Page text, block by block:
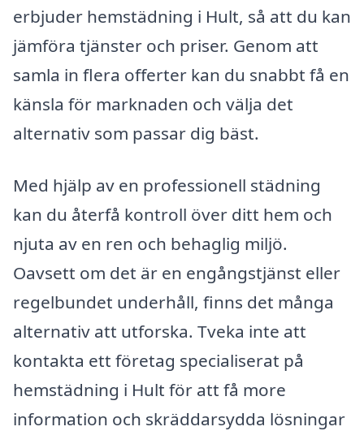
erbjuder hemstädning i Hult, så att du kan
jämföra tjänster och priser. Genom att
samla in flera offerter kan du snabbt få en
känsla för marknaden och välja det
alternativ som passar dig bäst.
Med hjälp av en professionell städning
kan du återfå kontroll över ditt hem och
njuta av en ren och behaglig miljö.
Oavsett om det är en engångstjänst eller
regelbundet underhåll, finns det många
alternativ att utforska. Tveka inte att
kontakta ett företag specialiserat på
hemstädning i Hult för att få more
information och skräddarsydda lösningar